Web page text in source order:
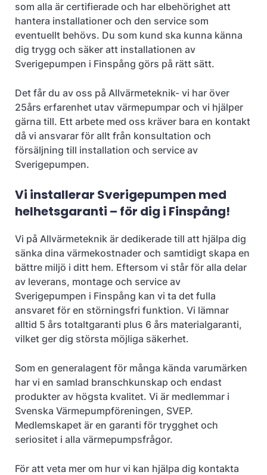
som alla är certifierade och har elbehörighet att
hantera installationer och den service som
eventuellt behövs. Du som kund ska kunna känna
dig trygg och säker att installationen av
Sverigepumpen i Finspång görs på rätt sätt.
Det får du av oss på Allvärmeteknik- vi har över
25års erfarenhet utav värmepumpar och vi hjälper
gärna till. Ett arbete med oss kräver bara en kontakt
då vi ansvarar för allt från konsultation och
försäljning till installation och service av
Sverigepumpen.
Vi installerar Sverigepumpen med
helhetsgaranti – för dig i Finspång!
Vi på Allvärmeteknik är dedikerade till att hjälpa dig
sänka dina värmekostnader och samtidigt skapa en
bättre miljö i ditt hem. Eftersom vi står för alla delar
av leverans, montage och service av
Sverigepumpen i Finspång kan vi ta det fulla
ansvaret för en störningsfri funktion. Vi lämnar
alltid 5 års totaltgaranti plus 6 års materialgaranti,
vilket ger dig största möjliga säkerhet.
Som en generalagent för många kända varumärken
har vi en samlad branschkunskap och endast
produkter av högsta kvalitet. Vi är medlemmar i
Svenska Värmepumpföreningen, SVEP.
Medlemskapet är en garanti för trygghet och
seriositet i alla värmepumpsfrågor.
För att veta mer om hur vi kan hjälpa dig kontakta